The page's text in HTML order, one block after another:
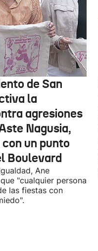
de San
la
agresiones
Nagusia,
un punto
Boulevard
Ane
"cualquier persona
las fiestas con